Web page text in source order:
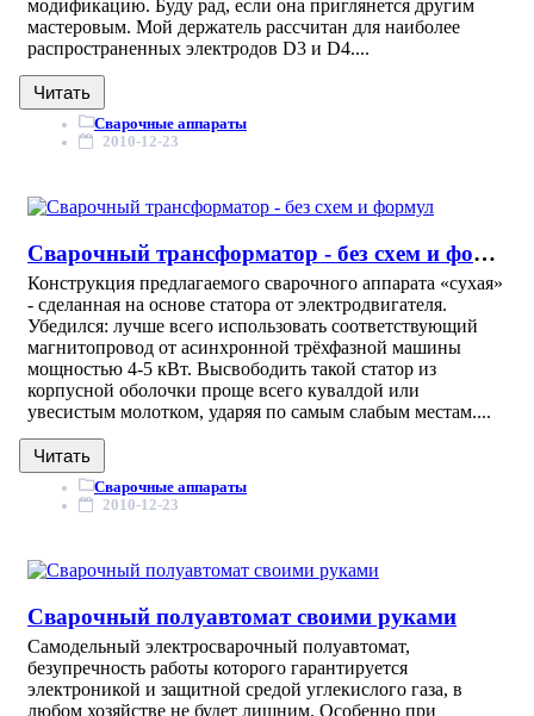
модификацию. Буду рад, если она приглянется другим
мастеровым. Мой держатель рассчитан для наиболее
распространенных электродов D3 и D4....
Читать
Сварочные аппараты
2010-12-23
Сварочный трансформатор - без схем и формул
Конструкция предлагаемого сварочного аппарата «сухая»
- сделанная на основе статора от электродвигателя.
Убедился: лучше всего использовать соответствующий
магнитопровод от асинхронной трёхфазной машины
мощностью 4-5 кВт. Высвободить такой статор из
корпусной оболочки проще всего кувалдой или
увесистым молотком, ударяя по самым слабым местам....
Читать
Сварочные аппараты
2010-12-23
Сварочный полуавтомат своими руками
Самодельный электросварочный полуавтомат,
безупречность работы которого гарантируется
электроникой и защитной средой углекислого газа, в
любом хозяйстве не будет лишним. Особенно при